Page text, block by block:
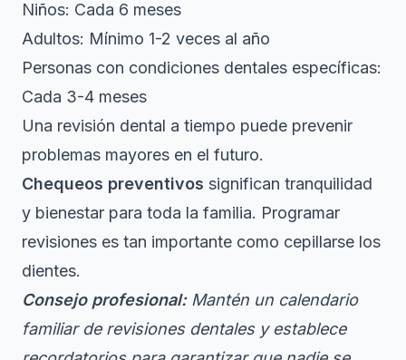
Niños: Cada 6 meses
Adultos: Mínimo 1-2 veces al año
Personas con condiciones dentales específicas:
Cada 3-4 meses
Una revisión dental a tiempo puede prevenir
problemas mayores en el futuro.
Chequeos preventivos significan tranquilidad
y bienestar para toda la familia. Programar
revisiones es tan importante como cepillarse los
dientes.
Consejo profesional: Mantén un calendario
familiar de revisiones dentales y establece